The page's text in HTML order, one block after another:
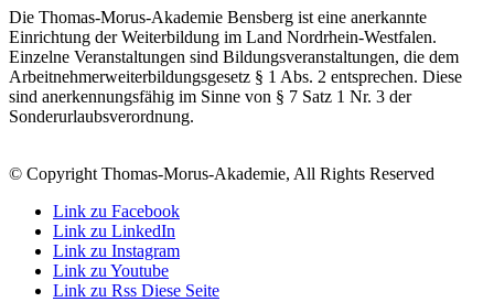
Die Thomas-Morus-Akademie Bensberg ist eine anerkannte
Einrichtung der Weiterbildung im Land Nordrhein-Westfalen.
Einzelne Veranstaltungen sind Bildungsveranstaltungen, die dem
Arbeitnehmerweiterbildungsgesetz § 1 Abs. 2 entsprechen. Diese
sind anerkennungsfähig im Sinne von § 7 Satz 1 Nr. 3 der
Sonderurlaubsverordnung.
© Copyright Thomas-Morus-Akademie, All Rights Reserved
Link zu Facebook
Link zu LinkedIn
Link zu Instagram
Link zu Youtube
Link zu Rss Diese Seite